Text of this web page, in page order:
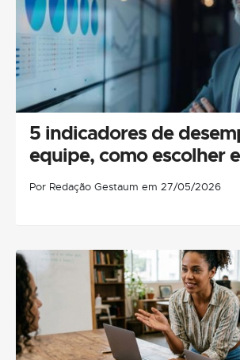
5 indicadores de
equipe, como escolher
Por Redação Gestaum em 27/05/2026